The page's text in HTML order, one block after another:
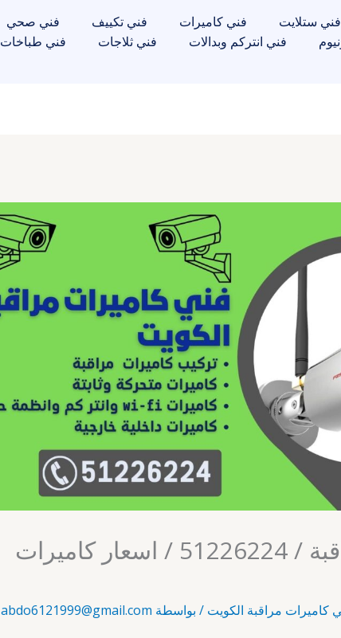
فني ستلايت فني كاميرات فني تكييف فني صحي
فني انتركم وبدالات فني ثلاجات فني طباخات
فنى كاميرات مراقبة / 51226224 / اسعار كاميرات
كاميرات مراقبة الكويت / بواسطة abdo6121999@gmail.com